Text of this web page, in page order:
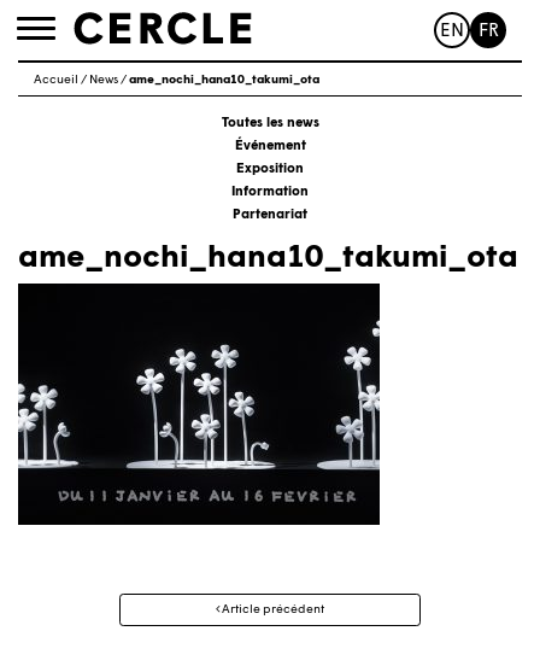
Toggle
EN FR
Accueil / News/ame_nochi_hana10_takumi_ota
Toutes les news
Événement
Exposition
Information
Partenariat
ame_nochi_hana10_takumi_ota
Navigation
Article précédent